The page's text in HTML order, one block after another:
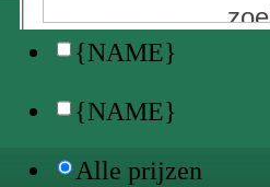
Locaties
{NAME}
{NAME}
Alle prijzen